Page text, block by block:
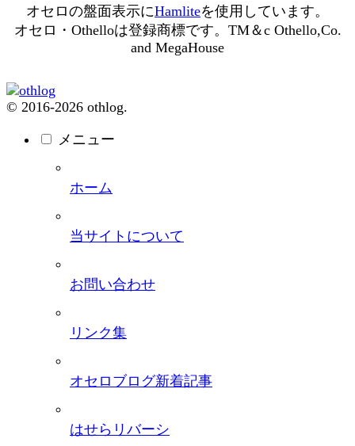
オセロの盤面表示にHamliteを使用しています。
オセロ・Othelloは登録商標です。TM＆c Othello,Co.
and MegaHouse
© 2016-2026 othlog.
メニュー
ホーム
当サイトについて
お問い合わせ
リンク集
オセロブログ新着記事
はせらリバーシ